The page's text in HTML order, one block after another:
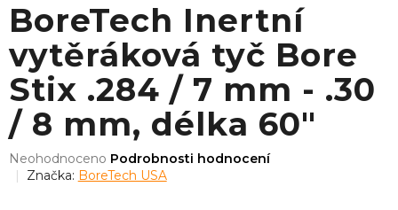
BoreTech Inertní
vytěráková tyč Bore
Stix .284 / 7 mm - .30
/ 8 mm, délka 60"
Průměrné
hodnocení
Neohodnoceno Podrobnosti hodnocení
Značka: BoreTech USA